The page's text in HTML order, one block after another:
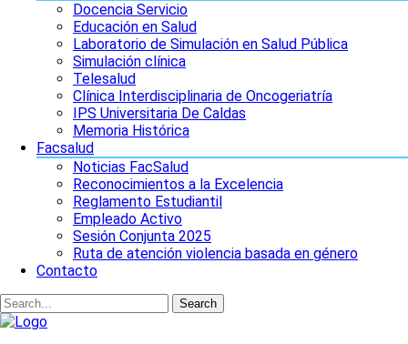
Docencia Servicio
Educación en Salud
Laboratorio de Simulación en Salud Pública
Simulación clínica
Telesalud
Clínica Interdisciplinaria de Oncogeriatría
IPS Universitaria De Caldas
Memoria Histórica
Facsalud
Noticias FacSalud
Reconocimientos a la Excelencia
Reglamento Estudiantil
Empleado Activo
Sesión Conjunta 2025
Ruta de atención violencia basada en género
Contacto
Search